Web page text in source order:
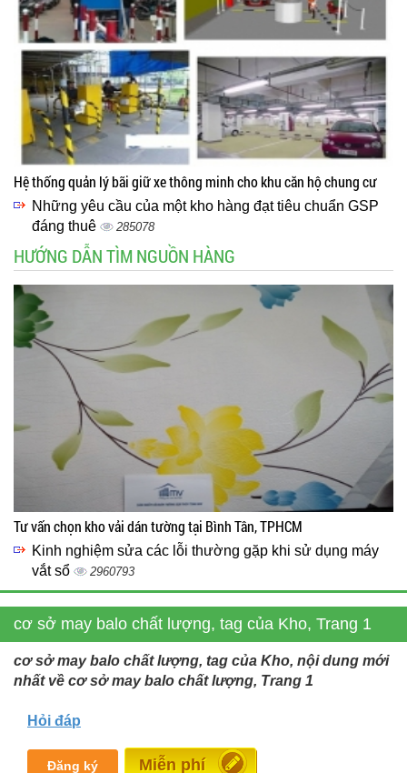
Hệ thống quản lý bãi giữ xe thông minh cho khu căn hộ chung cư
Những yêu cầu của một kho hàng đạt tiêu chuẩn GSP
đáng thuê
285078
HƯỚNG DẪN TÌM NGUỒN HÀNG
Tư vấn chọn kho vải dán tường tại Bình Tân, TPHCM
Kinh nghiệm sửa các lỗi thường gặp khi sử dụng máy
vắt sổ
2960793
cơ sở may balo chất lượng, tag của Kho, Trang 1
cơ sở may balo chất lượng, tag của Kho, nội dung mới
nhất về cơ sở may balo chất lượng, Trang 1
Hỏi đáp
Đăng ký Đăng tin